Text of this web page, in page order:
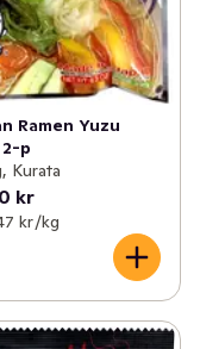
Ramen Yuzu
p
Kurata
kr
kr /kg